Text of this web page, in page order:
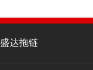
盛达拖链